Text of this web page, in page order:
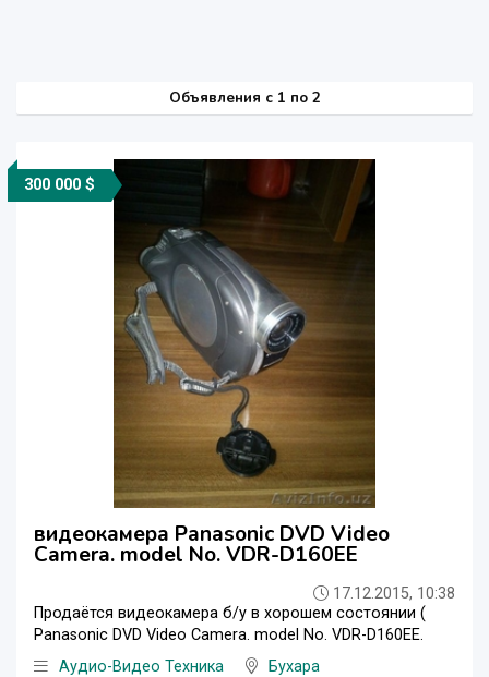
Объявления c 1 по 2
300 000 $
видеокамера Panasonic DVD Video
Camera. model No. VDR-D160EE
17.12.2015, 10:38
Продаётся видеокамера б/у в хорошем состоянии (
Panasonic DVD Video Camera. model No. VDR-D160EE.
Аудио-Видео Техника
Бухара